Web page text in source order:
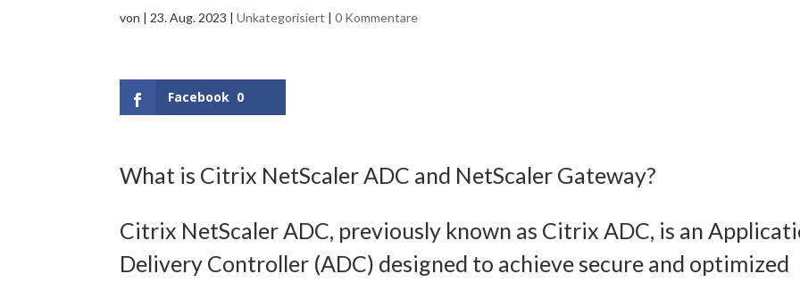
von | 23. Aug. 2023 |Unkategorisiert |0 Kommentare
Facebook 0
What is Citrix NetScaler ADC and NetScaler Gateway?
Citrix NetScaler ADC, previously known as Citrix ADC, is an
Delivery Controller (ADC) designed to achieve secure and optimized